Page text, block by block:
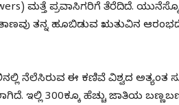
ಮತ್ತೆ ಪ್ರವಾಸಿಗರಿಗೆ ತೆರೆದಿದೆ.
ತನ್ನ ಹೂಬಿಡುವ ಋತುವಿನ
ಈ ಕಣಿವೆ ವಿಶ್ವದ ಅತ್ಯಂತ
ಇಲ್ಲಿ 300ಕ್ಕೂ ಹೆಚ್ಚು ಜಾತಿಯ